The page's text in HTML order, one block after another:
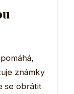
známky
se obrátit